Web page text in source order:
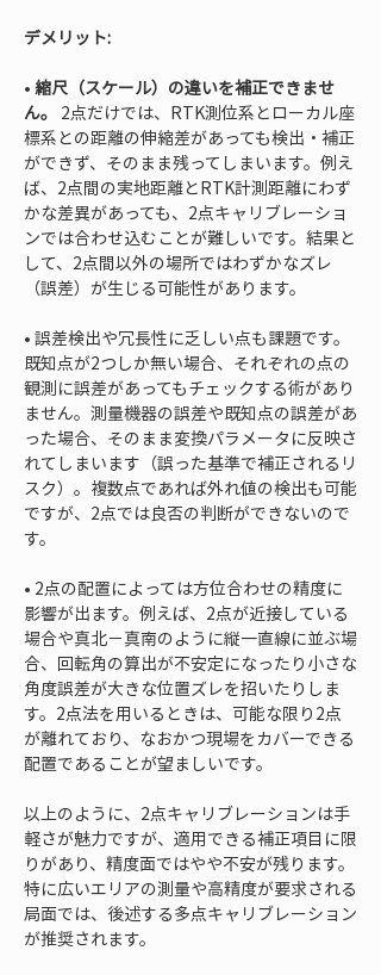
デメリット:
• 縮尺（スケール）の違いを補正できませ
ん。 2点だけでは、RTK測位系とローカル座
標系との距離の伸縮差があっても検出・補正
ができず、そのまま残ってしまいます。例え
ば、2点間の実地距離とRTK計測距離にわず
かな差異があっても、2点キャリブレーショ
ンでは合わせ込むことが難しいです。結果と
して、2点間以外の場所ではわずかなズレ
• 誤差検出や冗長性に乏しい点も課題です。
既知点が2つしか無い場合、それぞれの点の
観測に誤差があってもチェックする術があり
ません。測量機器の誤差や既知点の誤差があ
った場合、そのまま変換パラメータに反映さ
れてしまいます（誤った基準で補正されるリ
スク）。複数点であれば外れ値の検出も可能
ですが、2点では良否の判断ができないので
• 2点の配置によっては方位合わせの精度に
影響が出ます。例えば、2点が近接している
場合や真北－真南のように縦一直線に並ぶ場
合、回転角の算出が不安定になったり小さな
角度誤差が大きな位置ズレを招いたりしま
す。2点法を用いるときは、可能な限り2点
が離れており、なおかつ現場をカバーできる
配置であることが望ましいです。
以上のように、2点キャリブレーションは手
軽さが魅力ですが、適用できる補正項目に限
りがあり、精度面ではやや不安が残ります。
特に広いエリアの測量や高精度が要求される
局面では、後述する多点キャリブレーション
が推奨されます。